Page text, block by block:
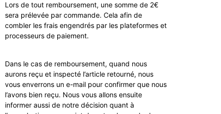
Lors de tout remboursement, une somme de 2€
sera prélevée par commande. Cela afin de
combler les frais engendrés par les plateformes et
processeurs de paiement.
Dans le cas de remboursement, quand nous
aurons reçu et inspecté l’article retourné, nous
vous enverrons un e-mail pour confirmer que nous
l’avons bien reçu. Nous vous allons ensuite
informer aussi de notre décision quant à